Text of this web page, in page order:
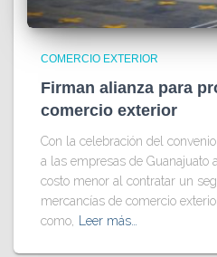
COMERCIO EXTERIOR
Firman alianza para
comercio exterior
Con la celebración del
a las empresas de Guanajuato
costo menor al contratar un
mercancías de comercio
como, Leer más…